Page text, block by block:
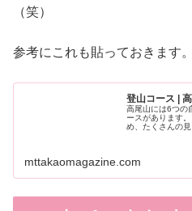
（笑）
参考にこれも貼っておきます。
登山コース |
高尾山には6つの
ースがあります
め、たくさんの
mttakaomagazine.com